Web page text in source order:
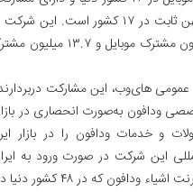
دارای ۴۶۵ میلیون مشترک
عمومی های‌وب، این مشارکت
ودافون به‌صورت انحصاری در
و خدمات ودافون را در بازار
این شرکت در صورت ورود به
ارائه پلتفرم اینترنت